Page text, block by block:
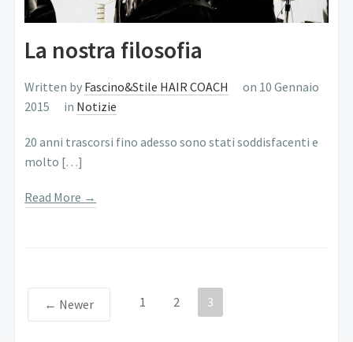
La nostra filosofia
Written by Fascino&Stile HAIR COACH
on 10 Gennaio
2015
in Notizie
20 anni trascorsi fino adesso sono stati soddisfacenti e
molto […]
Read More →
← Newer 1 2 3